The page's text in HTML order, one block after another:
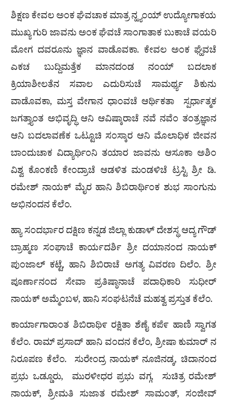
ಶಿಕ್ಷಣ ಕೇವಲ ಅಂಕ ಘೆವಚಾಕ ಮಾತ್ರ ನ್ಹ್ಯಂಯ್ ಉದ್ಯೋಗಾಕಯ
ಮುಖ್ಯ ಗುರಿ ಜಾವನು ಅಂಕ ಘೆವಚೆ ಸಾಂಗಾತಾಕ ಬುಕಾಚೆ ವಯರಿ
ಮೋಗ ದವರೂನು ಜ್ಞಾನ ವಾಡೊವಕಾ. ಕೇವಲ ಅಂಕ ಘ್ಹೆವಚೆ
ಎಕಚ ಬುದ್ದಿಮತ್ತೆಕ ಮಾನದಂಡ ನಂಯ್ ಬದಲಾಕ
ಕ್ರಿಯಾಶೀಲತೆನ ಸವಾಲ ಎದುರಿಸುಚೆ ಸಾಮರ್ಥ್ಯ ಶಿಕುನು
ವಾಡೊವಕಾ, ಮಸ್ತ ವೇಗಾನ ಧಾಂವಚೆ ಆರ್ಥಿಕತಾ ಸ್ಪರ್ಧಾತ್ಮಕ
ಜಗತ್ತ್ಯಾಂತ ಅಭಿವೃದ್ಧಿ ಆನಿ ಆವಿಷ್ಕಾರಾಚೆ ನವೆ ನವೆಂ ತಂತ್ರಜ್ಞಾನ
ಆನಿ ಬದಲಾವಣೆಕ ಒಟ್ಟೂಚಿ ಸಂಸ್ಕಾರ ಆನಿ ಮೊಲಾಧಿಕ ಜೀವನ
ಬಾಂದುಚಾಕ ವಿದ್ಯಾರ್ಥಿಂನಿ ತಯಾರ ಜಾವನು ಆಸೂಕಾ ಅಶಿಂ
ವಿಶ್ವ ಕೊಂಕಣಿ ಕೇಂದ್ರಾಚೆ ಆಡಳಿತ ಮಂಡಳಿಚೆ ಟ್ರಸ್ಟಿ ಶ್ರೀ ಡಿ.
ರಮೇಶ್ ನಾಯಕ್ ಮೈರ ಹಾನಿ ಶಿಬಿರಾರ್ಥಿಂಕ ಶುಭ ಸಾಂಗುನು
ಅಭಿನಂದನ ಕೆಲೆಂ.
ಹ್ಯಾ ಸಂದರ್ಭಾರ ದಕ್ಷಿಣ ಕನ್ನಡ ಜಿಲ್ಲಾ ಕುಡಾಳ್ ದೇಶಸ್ಥ ಆದ್ಯ ಗೌಡ್
ಬ್ರಾಹ್ಮಣ ಸಂಘಾಚೆ ಕಾರ್ಯದರ್ಶಿ ಶ್ರೀ ದಯಾನಂದ ನಾಯಕ್
ಪುಂಜಾಲ್ ಕಟ್ಟೆ, ಹಾನಿ ಶಿಬಿರಾಚೆ ಅಗತ್ಯ ವಿವರಣ ದಿಲೆಂ. ಶ್ರೀ
ಪೂರ್ಣಾನಂದ ಸೇವಾ ಪ್ರತಿಷ್ಠಾನಾಚೆ ಪದಾಧಿಕಾರಿ ಸುಧೀರ್
ನಾಯಕ್ ಅಮ್ಮೆಂಬಳ, ಹಾನಿ ಸಂಘಟನೆಚೆ ಮಹತ್ವ ಪ್ರಸ್ತುತ ಕೆಲೆಂ.
ಕಾರ್ಯಾಗಾರಾಂತ ಶಿಬಿರಾಥಿ೯ ರಕ್ಷಿತಾ ಶೆಣೈ ಕಪೆ೯ ಹಾಣಿ ಸ್ವಾಗತ
ಕೆಲೆಂ. ರಾಮ್ ಪ್ರಸಾದ್ ಹಾನಿ ವಂದನ ಕೆಲೆಂ, ಶ್ರೀಷಾ ಕುಮಾರ್ ನ
ನಿರೂಪಣ ಕೆಲೆಂ. ಸುರೇಂದ್ರ ನಾಯಕ್ ನೂಜಿನಡ್ಕ, ಚಿದಾನಂದ
ಪ್ರಭು ಒಡ್ಡೂರು, ಮುರಳೀಧರ ಪ್ರಭು ವಗ್ಗ, ಸುಚಿತ್ರ ರಮೇಶ್
ನಾಯಕ್, ಶ್ರೀಮತಿ ಸುಜಾತ ರಮೇಶ್ ಸಾಮಂತ್, ಸಂಜೀವ್